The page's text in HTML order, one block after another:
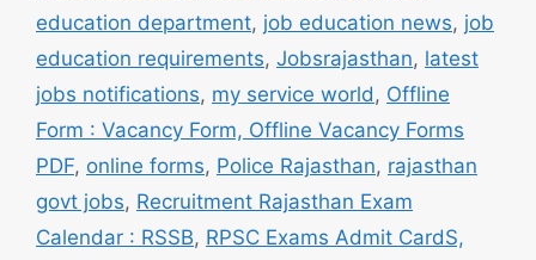
education department, job education news, job
education requirements, Jobsrajasthan, latest
jobs notifications, my service world, Offline
Form : Vacancy Form, Offline Vacancy Forms
PDF, online forms, Police Rajasthan, rajasthan
govt jobs, Recruitment Rajasthan Exam
Calendar : RSSB, RPSC Exams Admit CardS,